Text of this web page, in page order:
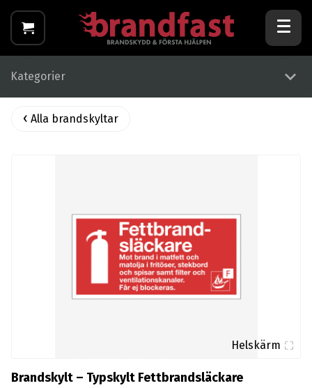
Kategorier
Alla brandskyltar
Helskärm
Brandskylt – Typskylt Fettbrandsläckare